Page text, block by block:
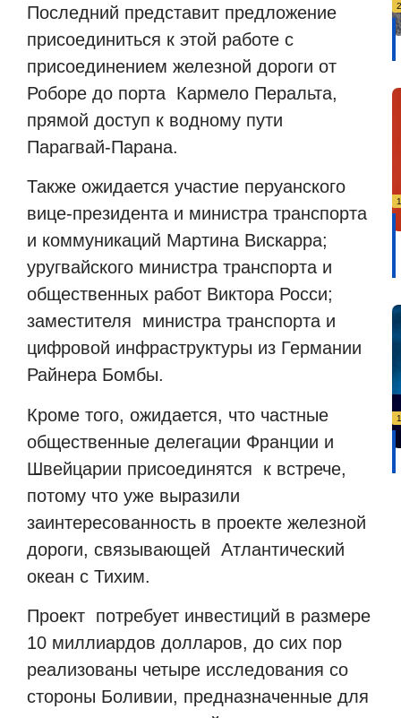
Последний представит предложение
присоединиться к этой работе с
присоединением железной дороги от
Роборе до порта Кармело Перальта,
прямой доступ к водному пути
Парагвай-Парана.
Также ожидается участие перуанского
вице-президента и министра транспорта
и коммуникаций Мартина Вискарра;
уругвайского министра транспорта и
общественных работ Виктора Росси;
заместителя министра транспорта и
цифровой инфраструктуры из Германии
Райнера Бомбы.
Кроме того, ожидается, что частные
общественные делегации Франции и
Швейцарии присоединятся к встрече,
потому что уже выразили
заинтересованность в проекте железной
дороги, связывающей Атлантический
океан с Тихим.
Проект потребует инвестиций в размере
10 миллиардов долларов, до сих пор
реализованы четыре исследования со
стороны Боливии, предназначенные для